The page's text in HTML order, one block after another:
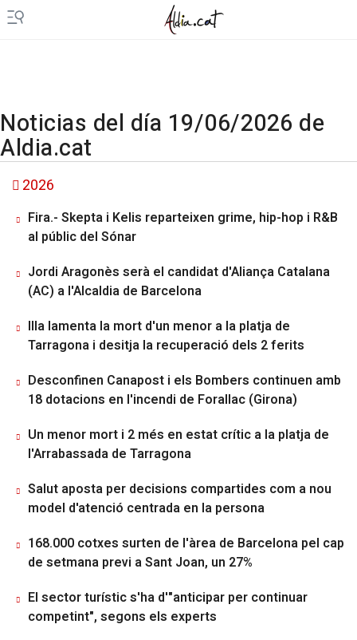
Noticias del día 19/06/2026 de
Aldia.cat
2026
Fira.- Skepta i Kelis reparteixen grime, hip-hop i R&B
al públic del Sónar
Jordi Aragonès serà el candidat d'Aliança Catalana
(AC) a l'Alcaldia de Barcelona
Illa lamenta la mort d'un menor a la platja de
Tarragona i desitja la recuperació dels 2 ferits
Desconfinen Canapost i els Bombers continuen amb
18 dotacions en l'incendi de Forallac (Girona)
Un menor mort i 2 més en estat crític a la platja de
l'Arrabassada de Tarragona
Salut aposta per decisions compartides com a nou
model d'atenció centrada en la persona
168.000 cotxes surten de l'àrea de Barcelona pel cap
de setmana previ a Sant Joan, un 27%
El sector turístic s'ha d'"anticipar per continuar
competint", segons els experts